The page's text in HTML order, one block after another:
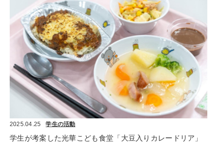
2025.04.25 学生の活動
学生が考案した光華こども食堂「大豆入りカレードリア」